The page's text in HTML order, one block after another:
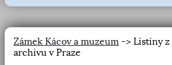
Zámek Kácov a muzeum -> Listiny z
archivu v Praze